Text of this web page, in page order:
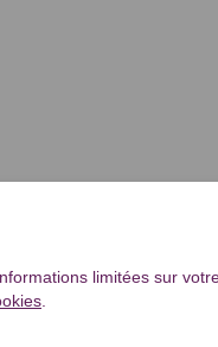
limitées sur